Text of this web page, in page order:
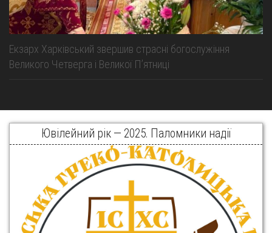
Екзарх Харківський звершив страсні богослужіння
Великого Четверга і Великої Пʼятниці
Ювілейний рік — 2025. Паломники надії